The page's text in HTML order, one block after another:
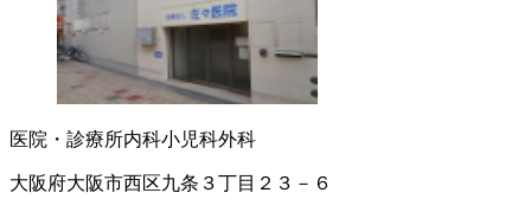
医院・診療所内科小児科外科
大阪府大阪市西区九条３丁目２３－６